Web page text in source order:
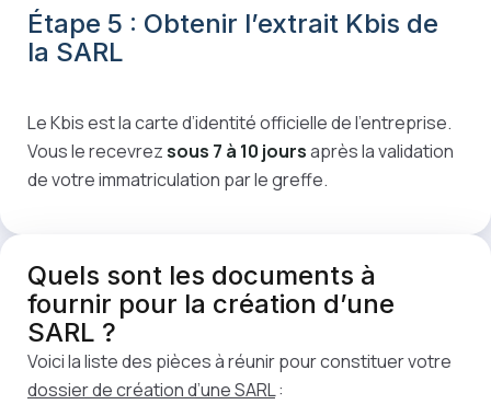
Étape 5 : Obtenir l’extrait Kbis de
la SARL
Le Kbis est la carte d’identité officielle de l’entreprise.
Vous le recevrezsous 7 à 10 joursaprès la validation
de votre immatriculation par le greffe.
Quels sont les documents à
fournir pour la création d’une
SARL ?
Voici la liste des pièces à réunir pour constituer votre
dossier de création d’une SARL: